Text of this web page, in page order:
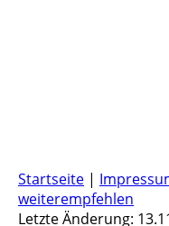
Startseite |
weiterempfehlen
Letzte Änderung: